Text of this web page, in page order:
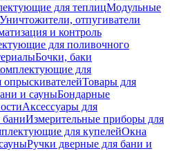
для теплицМодульные
Уничтожители, отпугиватели
и контроль
для поливочного
Бочки, баки
для
Товары для
и сауныБондарные
Аксессуары для
Измерительные приборы для
для купелейОкна
Ручки дверные для бани и